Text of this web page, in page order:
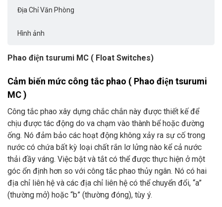
Địa Chỉ Văn Phòng
Hình ảnh
Phao điện tsurumi MC ( Float Switches)
Cảm biến mức công tắc phao ( Phao điện tsurumi
MC )
Công tắc phao xây dựng chắc chắn này được thiết kế để
chịu được tác động do va chạm vào thành bể hoặc đường
ống. Nó đảm bảo các hoạt động không xảy ra sự cố trong
nước có chứa bất kỳ loại chất rắn lơ lửng nào kể cả nước
thải đầy váng. Việc bật và tắt có thể được thực hiện ở một
góc ổn định hơn so với công tắc phao thủy ngân. Nó có hai
địa chỉ liên hệ và các địa chỉ liên hệ có thể chuyển đổi, “a”
(thường mở) hoặc “b” (thường đóng), tùy ý.